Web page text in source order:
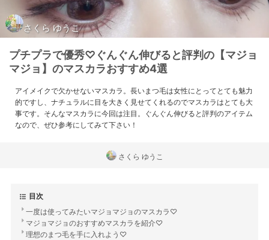
さくら ゆうこ
プチプラで優秀♡ぐんぐん伸びると評判の【マジョ
マジョ】のマスカラおすすめ4選
アイメイクで欠かせないマスカラ。長いまつ毛は女性にとってとても魅力
的ですし、ナチュラルに目を大きく見せてくれるのでマスカラはとても大
事です。そんなマスカラに今回は注目。ぐんぐん伸びると評判のアイテム
なので、ぜひ参考にしてみて下さい！
さくら ゆうこ
目次
一度は使ってみたいマジョマジョのマスカラ♡
マジョマジョのおすすめマスカラを紹介♡
理想のまつ毛を手に入れよう♡